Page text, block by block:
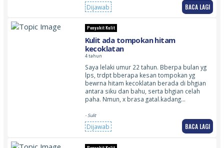
Dijawab BACA LAGI
Penyakit Kulit
Kulit ada tompokan hitam
kecoklatan
4 tahun
Saya lelaki umur 22 tahun. Bberpa bulan yg
lps, trdpt bberapa kesan tompokan yg
bewrna hitam kecoklatan berada di bhgian
antara siku dan bahu, serta bhgian celah
paha. Nmun, x brasa gatal.kadang…
- Sulit
Dijawab BACA LAGI